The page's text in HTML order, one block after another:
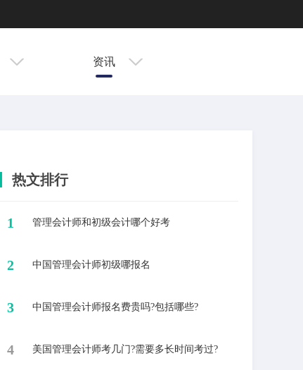
资讯
热文排行
1 ​管理会计师和初级会计哪个好考
2 ​中国管理会计师初级哪报名
3 中国管理会计师报名费贵吗?包括哪些?
4 美国管理会计师考几门?需要多长时间考过?